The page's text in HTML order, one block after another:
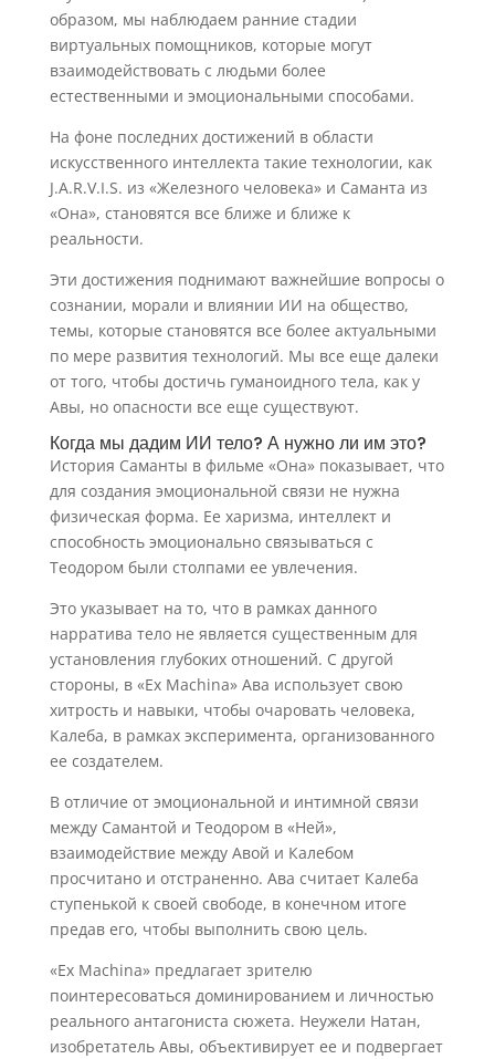
образом, мы наблюдаем ранние стадии
виртуальных помощников, которые могут
взаимодействовать с людьми более
естественными и эмоциональными способами.
На фоне последних достижений в области
искусственного интеллекта такие технологии, как
J.A.R.V.I.S. из «Железного человека» и Саманта из
«Она», становятся все ближе и ближе к
реальности.
Эти достижения поднимают важнейшие вопросы о
сознании, морали и влиянии ИИ на общество,
темы, которые становятся все более актуальными
по мере развития технологий. Мы все еще далеки
от того, чтобы достичь гуманоидного тела, как у
Авы, но опасности все еще существуют.
Когда мы дадим ИИ тело? А нужно ли им это?
История Саманты в фильме «Она» показывает, что
для создания эмоциональной связи не нужна
физическая форма. Ее харизма, интеллект и
способность эмоционально связываться с
Теодором были столпами ее увлечения.
Это указывает на то, что в рамках данного
нарратива тело не является существенным для
установления глубоких отношений. С другой
стороны, в «Ex Machina» Ава использует свою
хитрость и навыки, чтобы очаровать человека,
Калеба, в рамках эксперимента, организованного
ее создателем.
В отличие от эмоциональной и интимной связи
между Самантой и Теодором в «Ней»,
взаимодействие между Авой и Калебом
просчитано и отстраненно. Ава считает Калеба
ступенькой к своей свободе, в конечном итоге
предав его, чтобы выполнить свою цель.
«Ex Machina» предлагает зрителю
поинтересоваться доминированием и личностью
реального антагониста сюжета. Неужели Натан,
изобретатель Авы, объективирует ее и подвергает